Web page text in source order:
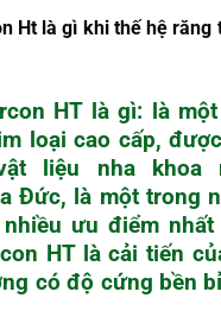
Ht là gì khi thế hệ răng
HT là gì: là
loại cao cấp,
liệu nha khoa
Đức, là một trong
ưu điểm nhất
HT là cải tiến
có độ cứng bền